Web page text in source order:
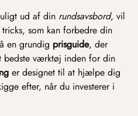
ud af din rundsavsbord, vil
som kan forbedre din
en grundig prisguide, der
værktøj inden for din
er designet til at hjælpe dig
efter, når du investerer i